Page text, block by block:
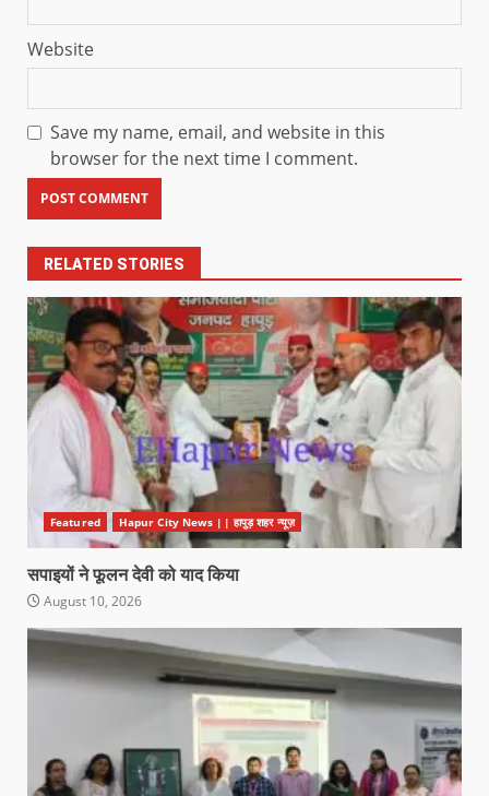
Website
Save my name, email, and website in this
browser for the next time I comment.
RELATED STORIES
Featured Hapur City News || हापुड़ शहर न्यूज़
सपाइयों ने फूलन देवी को याद किया
August 10, 2026